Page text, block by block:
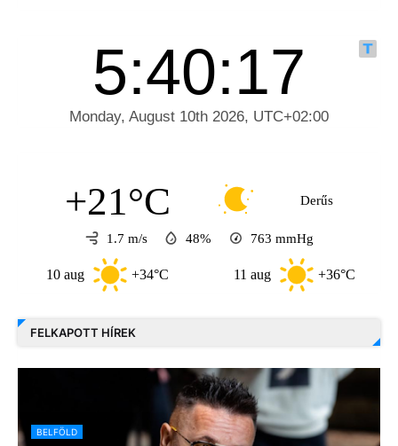
+21°C Derűs
1.7 m/s 48% 763 mmHg
+34°C +36°C
FELKAPOTT HÍREK
BELFÖLD